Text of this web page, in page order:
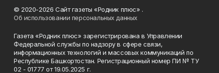
© 2020-2026 Сайт газеты «Родник плюс» .
Об использовании персональных данных
Газета «Родник плюс» зарегистрирована в Управлении
Федеральной службы по надзору в сфере связи,
информационных технологий и массовых коммуникаций по
Республике Башкортостан. Регистрационный номер ПИ № ТУ
02 - 01777 от 19.05.2025 г.